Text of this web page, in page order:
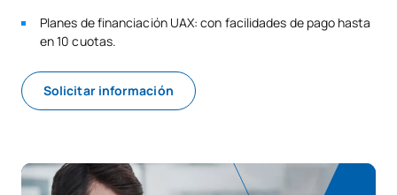
Planes de financiación UAX: con facilidades de pago hasta
en 10 cuotas.
Solicitar información